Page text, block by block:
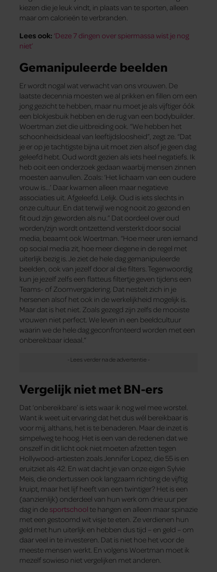
kiezen die je leuk vindt, in plaats van te sporten, alleen
maar om calorieën te verbranden.
Lees ook: ‘Deze 7 dingen over spiermassa wist je nog
niet’
Gemanipuleerde beelden
Er wordt nogal wat verwacht van ons vrouwen. De
laatste decennia moesten we al prikken en fillen om een
jong gezicht te hebben, maar nu moet je als vijftiger óók
een blokjesbuik hebben en de rug van een bodybuilder.
Woertman ziet die uitbreiding ook. “We hebben het
schoonheidsideaal van leeftijdsloosheid”, zegt ze. “Dat
je er op je tachtigste bijna uit moet zien alsof je geen dag
geleefd hebt. Oud wordt gezien als iets heel negatiefs. Ik
heb ooit een onderzoek gedaan waarbij mensen zinnen
moesten aanvullen. Zoals: ‘Het lichaam van een oudere
vrouw is…’ Daar kwamen alleen maar negatieve
associaties uit. Afgeleefd. Lelijk. Oud is iets slechts in
onze cultuur. En dat terwijl we nog nooit zo gezond en
fit oud zijn geworden als nu.” Dat oordeel over oud
worden/zijn wordt ontzettend versterkt door social
media, beaamt ook Woertman. “Hoe meer uren iemand
op social media zit, hoe meer diegene in de regel met
uiterlijk bezig is. Je ziet de hele dag gemanipuleerde
beelden, ook van jezelf door al die filters. Tegenwoordig
kun je jezelf zelfs een flatteus filtertje geven tijdens een
Teams- of Zoomvergadering. Dat nestelt zich in je
hersenen alsof het ook in de werkelijkheid mogelijk is.
Maar dat is het niet. Zoals gezegd zijn zelfs de mooiste
vrouwen niet perfect. We leven in een beeldcultuur
waarin we de hele dag geconfronteerd worden met een
onbereikbaar ideaal.”
Vergelijk niet met BN-ers
Dat ‘onbereikbare’ is iets waar ik nog wel mee worstel.
Want ik weet uit ervaring dat het dus wél bereikbaar is
voor mij, althans, het is te benaderen. Maar de inzet is
simpelweg te hoog. Het is een van de redenen dat we
onszelf in dit licht ook niet moeten afzetten tegen
Hollywood-artiesten zoals Jennifer Lopez, die 55 is en
eruitziet als 42. En wat dacht je van onze eigen Sylvie
Meis, die ondertussen ook langzaam richting de vijftig
kruipt, maar het lijf heeft van een twintiger? Het is een
(aanzienlijk) onderdeel van hun werk om drie uur per
dag in desportschool te hangen en alleen maar spinazie
met een gestoomd wit visje te eten. Ze verdienen hun
geld met hun uiterlijk en hebben dus tijd – en geld – om
daar veel in te investeren. Dat is niet hoe het voor de
meeste mensen werkt. En volgens Woertman moet ik
mezelf sowieso niet vergelijken met anderen.